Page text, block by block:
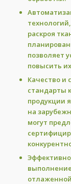
раскроя
позволяет
повысить
Качество и
стандарты
продукции
на
могут